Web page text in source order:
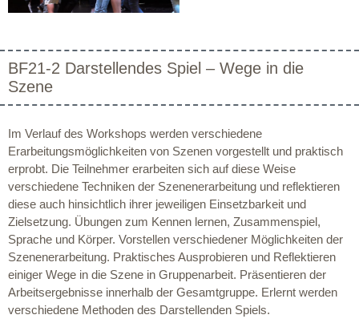
BF21-2 Darstellendes Spiel – Wege in die
Szene
Im Verlauf des Workshops werden verschiedene
Erarbeitungsmöglichkeiten von Szenen vorgestellt und praktisch
erprobt. Die Teilnehmer erarbeiten sich auf diese Weise
verschiedene Techniken der Szenenerarbeitung und reflektieren
diese auch hinsichtlich ihrer jeweiligen Einsetzbarkeit und
Zielsetzung. Übungen zum Kennen lernen, Zusammenspiel,
Sprache und Körper. Vorstellen verschiedener Möglichkeiten der
Szenenerarbeitung. Praktisches Ausprobieren und Reflektieren
einiger Wege in die Szene in Gruppenarbeit. Präsentieren der
Arbeitsergebnisse innerhalb der Gesamtgruppe. Erlernt werden
verschiedene Methoden des Darstellenden Spiels.